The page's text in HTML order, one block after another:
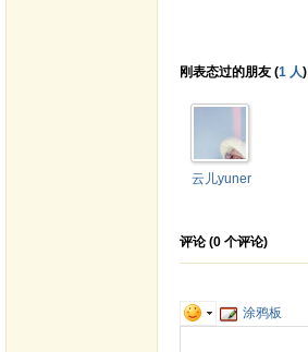
刚表态过的朋友 (1 人)
云儿yuner
评论 (0 个评论)
涂鸦板